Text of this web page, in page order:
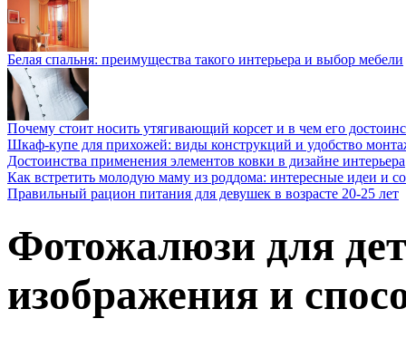
Белая спальня: преимущества такого интерьера и выбор мебели
Почему стоит носить утягивающий корсет и в чем его
Шкаф-купе для прихожей: виды конструкций и удобство
Достоинства применения элементов ковки в дизайне интерьера
Как встретить молодую маму из роддома: интересные идеи и
Правильный рацион питания для девушек в возрасте 20-25 лет
Фотожалюзи для
изображения и